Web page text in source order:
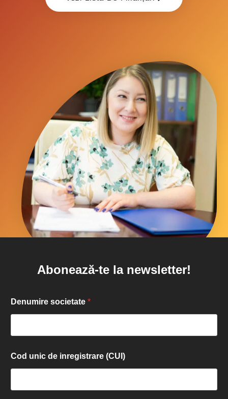
Abonează-te la newsletter!
Denumire societate *
Cod unic de inregistrare (CUI)